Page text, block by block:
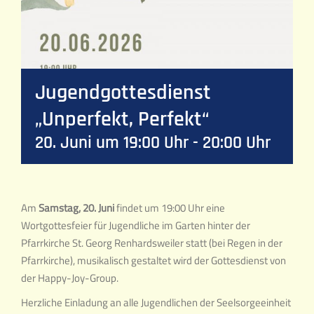
Jugendgottesdienst
„Unperfekt, Perfekt“
20. Juni um 19:00 Uhr - 20:00 Uhr
AmSamstag, 20. Junifindet um 19:00 Uhr eine
Wortgottesfeier für Jugendliche im Garten hinter der
Pfarrkirche St. Georg Renhardsweiler statt (bei Regen in der
Pfarrkirche), musikalisch gestaltet wird der Gottesdienst von
der Happy-Joy-Group.
Herzliche Einladung an alle Jugendlichen der Seelsorgeeinheit